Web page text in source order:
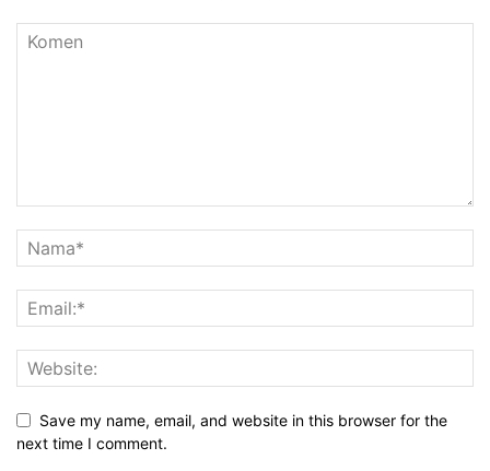
Save my name, email, and website in this browser for the
next time I comment.